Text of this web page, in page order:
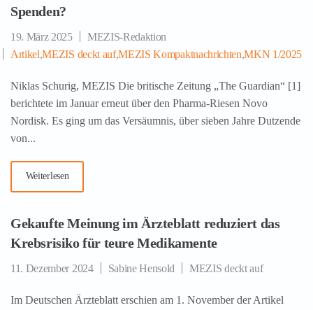
Spenden?
19. März 2025
MEZIS-Redaktion
Artikel,MEZIS deckt auf,MEZIS Kompaktnachrichten,MKN 1/2025
Niklas Schurig, MEZIS Die britische Zeitung „The Guardian“ [1]
berichtete im Januar erneut über den Pharma-Riesen Novo
Nordisk. Es ging um das Versäumnis, über sieben Jahre Dutzende
von...
Weiterlesen
Gekaufte Meinung im Ärzteblatt reduziert das
Krebsrisiko für teure Medikamente
11. Dezember 2024 Sabine Hensold MEZIS deckt auf
Im Deutschen Ärzteblatt erschien am 1. November der Artikel